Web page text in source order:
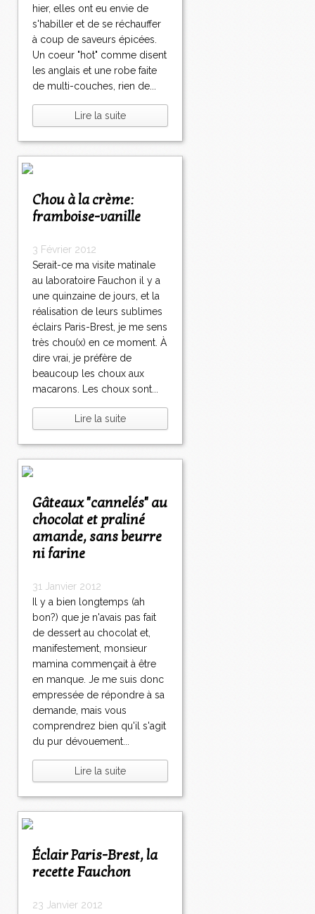
hier, elles ont eu envie de
s'habiller et de se réchauffer
à coup de saveurs épicées.
Un coeur "hot" comme disent
les anglais et une robe faite
de multi-couches, rien de...
Lire la suite
Chou à la crème:
framboise-vanille
3 Février 2012
Serait-ce ma visite matinale
au laboratoire Fauchon il y a
une quinzaine de jours, et la
réalisation de leurs sublimes
éclairs Paris-Brest, je me sens
très chou(x) en ce moment. À
dire vrai, je préfère de
beaucoup les choux aux
macarons. Les choux sont...
Lire la suite
Gâteaux "cannelés" au
chocolat et praliné
amande, sans beurre
ni farine
31 Janvier 2012
Il y a bien longtemps (ah
bon?) que je n'avais pas fait
de dessert au chocolat et,
manifestement, monsieur
mamina commençait à être
en manque. Je me suis donc
empressée de répondre à sa
demande, mais vous
comprendrez bien qu'il s'agit
du pur dévouement...
Lire la suite
Éclair Paris-Brest, la
recette Fauchon
23 Janvier 2012